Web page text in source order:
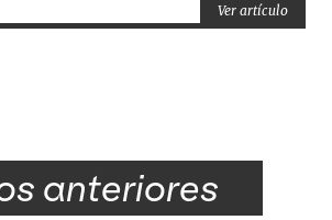
Ver artículo
anteriores